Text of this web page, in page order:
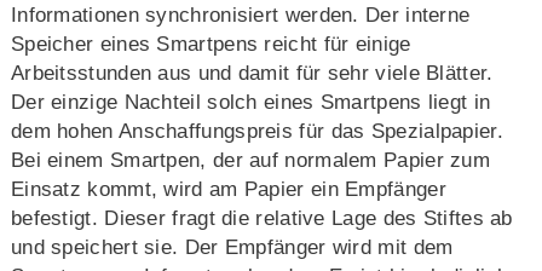
Informationen synchronisiert werden. Der interne
Speicher eines Smartpens reicht für einige
Arbeitsstunden aus und damit für sehr viele Blätter.
Der einzige Nachteil solch eines Smartpens liegt in
dem hohen Anschaffungspreis für das Spezialpapier.
Bei einem Smartpen, der auf normalem Papier zum
Einsatz kommt, wird am Papier ein Empfänger
befestigt. Dieser fragt die relative Lage des Stiftes ab
und speichert sie. Der Empfänger wird mit dem